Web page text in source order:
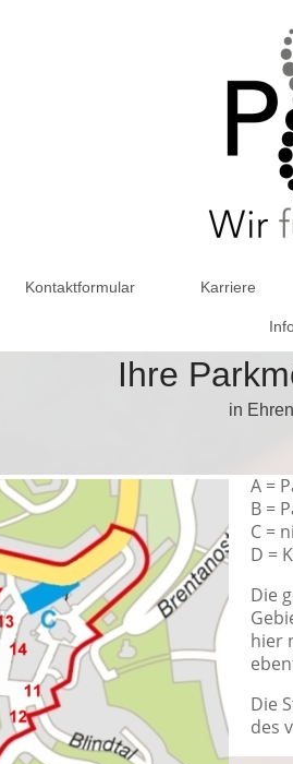
Kontaktformular Karriere
Ihre
in
A =
B =
C =
D =
Die
hier
Die
des